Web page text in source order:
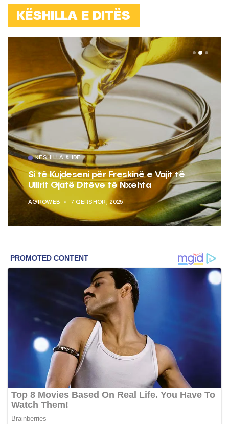
KËSHILLA E DITËS
KËSHILLA & IDE
Si të Kujdeseni për Freskinë e Vajit të
Ullirit Gjatë Ditëve të Nxehta
AGROWEB 7 QERSHOR, 2025